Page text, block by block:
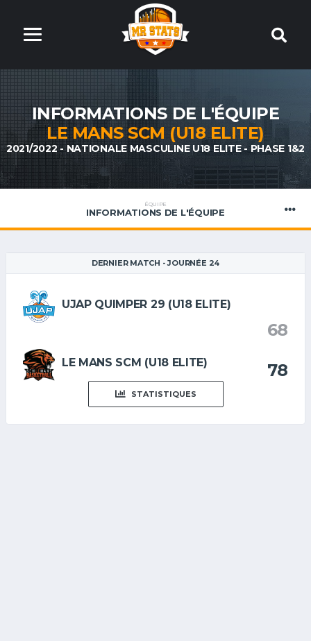
INFORMATIONS DE L'ÉQUIPE
LE MANS SCM (U18 ELITE)
2021/2022 - NATIONALE MASCULINE U18 ELITE - PHASE 1&2
ÉQUIPE
INFORMATIONS DE L'ÉQUIPE
DERNIER MATCH - JOURNÉE 24
UJAP QUIMPER 29 (U18 ELITE)
68
78
LE MANS SCM (U18 ELITE)
STATISTIQUES